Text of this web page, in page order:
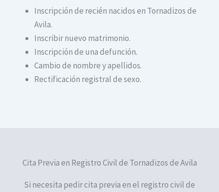
Inscripción de recién nacidos en Tornadizos de
Avila.
Inscribir nuevo matrimonio.
Inscripción de una defunción.
Cambio de nombre y apellidos.
Rectificación registral de sexo.
Cita Previa en Registro Civil de Tornadizos de Avila
Si necesita pedir cita previa en el registro civil de